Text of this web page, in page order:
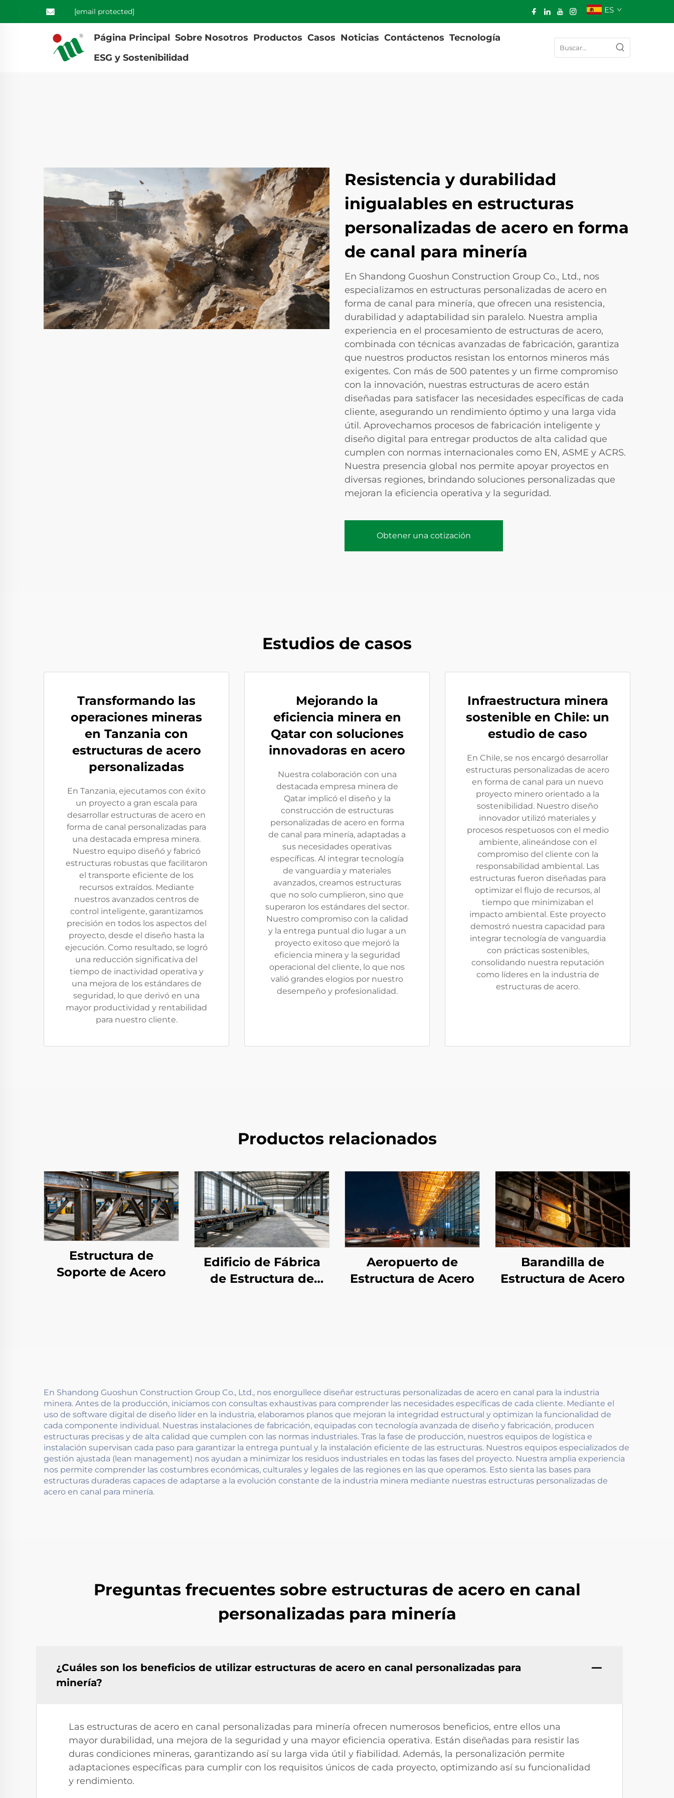
[email protected] ES
Página Principal Sobre Nosotros Productos Casos Noticias Contáctenos Tecnología
ESG y Sostenibilidad
Resistencia y durabilidad
inigualables en estructuras
personalizadas de acero en forma
de canal para minería
En Shandong Guoshun Construction Group Co., Ltd., nos
especializamos en estructuras personalizadas de acero en
forma de canal para minería, que ofrecen una resistencia,
durabilidad y adaptabilidad sin paralelo. Nuestra amplia
experiencia en el procesamiento de estructuras de acero,
combinada con técnicas avanzadas de fabricación, garantiza
que nuestros productos resistan los entornos mineros más
exigentes. Con más de 500 patentes y un firme compromiso
con la innovación, nuestras estructuras de acero están
diseñadas para satisfacer las necesidades específicas de cada
cliente, asegurando un rendimiento óptimo y una larga vida
útil. Aprovechamos procesos de fabricación inteligente y
diseño digital para entregar productos de alta calidad que
cumplen con normas internacionales como EN, ASME y ACRS.
Nuestra presencia global nos permite apoyar proyectos en
diversas regiones, brindando soluciones personalizadas que
mejoran la eficiencia operativa y la seguridad.
Obtener una cotización
Estudios de casos
Transformando las
operaciones mineras
en Tanzania con
estructuras de acero
personalizadas
En Tanzania, ejecutamos con éxito
un proyecto a gran escala para
desarrollar estructuras de acero en
forma de canal personalizadas para
una destacada empresa minera.
Nuestro equipo diseñó y fabricó
estructuras robustas que facilitaron
el transporte eficiente de los
recursos extraídos. Mediante
nuestros avanzados centros de
control inteligente, garantizamos
precisión en todos los aspectos del
proyecto, desde el diseño hasta la
ejecución. Como resultado, se logró
una reducción significativa del
tiempo de inactividad operativa y
una mejora de los estándares de
seguridad, lo que derivó en una
mayor productividad y rentabilidad
para nuestro cliente.
Mejorando la
eficiencia minera en
Qatar con soluciones
innovadoras en acero
Nuestra colaboración con una
destacada empresa minera de
Qatar implicó el diseño y la
construcción de estructuras
personalizadas de acero en forma
de canal para minería, adaptadas a
sus necesidades operativas
específicas. Al integrar tecnología
de vanguardia y materiales
avanzados, creamos estructuras
que no solo cumplieron, sino que
superaron los estándares del sector.
Nuestro compromiso con la calidad
y la entrega puntual dio lugar a un
proyecto exitoso que mejoró la
eficiencia minera y la seguridad
operacional del cliente, lo que nos
valió grandes elogios por nuestro
desempeño y profesionalidad.
Infraestructura minera
sostenible en Chile: un
estudio de caso
En Chile, se nos encargó desarrollar
estructuras personalizadas de acero
en forma de canal para un nuevo
proyecto minero orientado a la
sostenibilidad. Nuestro diseño
innovador utilizó materiales y
procesos respetuosos con el medio
ambiente, alineándose con el
compromiso del cliente con la
responsabilidad ambiental. Las
estructuras fueron diseñadas para
optimizar el flujo de recursos, al
tiempo que minimizaban el
impacto ambiental. Este proyecto
demostró nuestra capacidad para
integrar tecnología de vanguardia
con prácticas sostenibles,
consolidando nuestra reputación
como líderes en la industria de
estructuras de acero.
Productos relacionados
Estructura de
Soporte de Acero
Edificio de Fábrica
de Estructura de
Aeropuerto de
Estructura de Acero
Barandilla de
Estructura de Acero
En Shandong Guoshun Construction Group Co., Ltd., nos enorgullece diseñar estructuras personalizadas de acero en canal para la industria
minera. Antes de la producción, iniciamos con consultas exhaustivas para comprender las necesidades específicas de cada cliente. Mediante el
uso de software digital de diseño líder en la industria, elaboramos planos que mejoran la integridad estructural y optimizan la funcionalidad de
cada componente individual. Nuestras instalaciones de fabricación, equipadas con tecnología avanzada de diseño y fabricación, producen
estructuras precisas y de alta calidad que cumplen con las normas industriales. Tras la fase de producción, nuestros equipos de logística e
instalación supervisan cada paso para garantizar la entrega puntual y la instalación eficiente de las estructuras. Nuestros equipos especializados de
gestión ajustada (lean management) nos ayudan a minimizar los residuos industriales en todas las fases del proyecto. Nuestra amplia experiencia
nos permite comprender las costumbres económicas, culturales y legales de las regiones en las que operamos. Esto sienta las bases para
estructuras duraderas capaces de adaptarse a la evolución constante de la industria minera mediante nuestras estructuras personalizadas de
acero en canal para minería.
Preguntas frecuentes sobre estructuras de acero en canal
personalizadas para minería
¿Cuáles son los beneficios de utilizar estructuras de acero en canal personalizadas para
minería?
Las estructuras de acero en canal personalizadas para minería ofrecen numerosos beneficios, entre ellos una
mayor durabilidad, una mejora de la seguridad y una mayor eficiencia operativa. Están diseñadas para resistir las
duras condiciones mineras, garantizando así su larga vida útil y fiabilidad. Además, la personalización permite
adaptaciones específicas para cumplir con los requisitos únicos de cada proyecto, optimizando así su funcionalidad
y rendimiento.